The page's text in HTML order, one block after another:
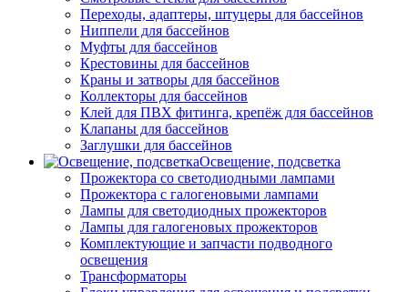
Переходы, адаптеры, штуцеры для бассейнов
Ниппели для бассейнов
Муфты для бассейнов
Крестовины для бассейнов
Краны и затворы для бассейнов
Коллекторы для бассейнов
Клей для ПВХ фитинга, крепёж для бассейнов
Клапаны для бассейнов
Заглушки для бассейнов
Освещение, подсветка
Прожектора со светодиодными лампами
Прожектора с галогеновыми лампами
Лампы для светодиодных прожекторов
Лампы для галогеновых прожекторов
Комплектующие и запчасти подводного
освещения
Трансформаторы